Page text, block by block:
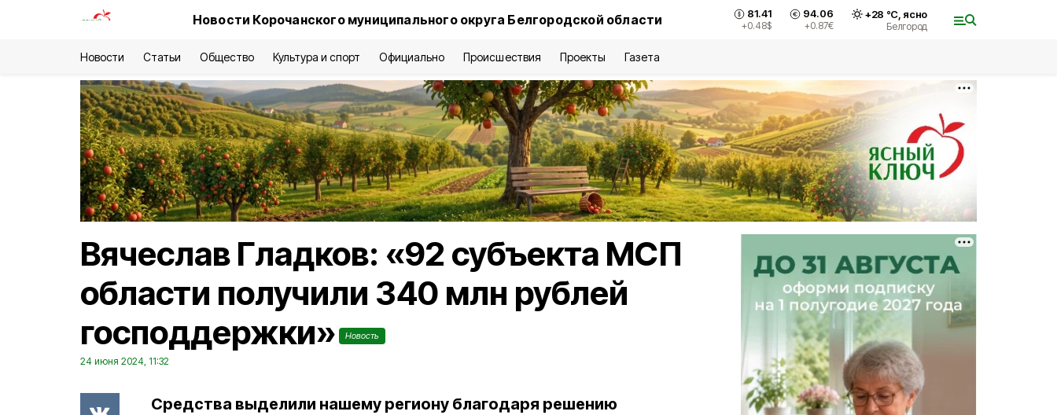
Новости Корочанского муниципального округа Белгородской области 81.41
+0.48$
94.06
+0.87€
+28 °С, ясно
Белгород
Новости Статьи Общество Культура и спорт Официально Происшествия Проекты Газета
Вячеслав Гладков: «92 субъекта МСП
области получили 340 млн рублей
господдержки»
Новость
24 июня 2024, 11:32
Средства выделили нашему региону благодаря решению